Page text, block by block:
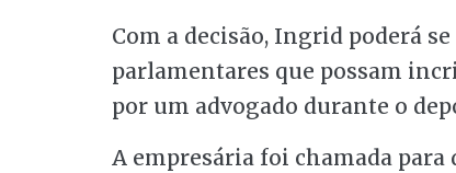
Com a decisão, Ingrid poderá
parlamentares que possam
por um advogado durante o
A empresária foi chamada para